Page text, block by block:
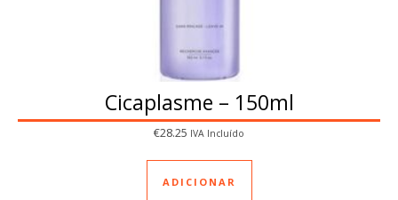
Cicaplasme – 150ml
€28.25 IVA Incluído
ADICIONAR